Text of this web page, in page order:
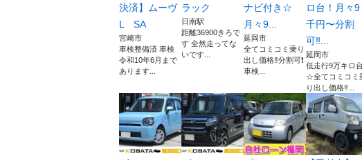
決済】ムーヴ
L SA
宮崎市
車検整備済 車検
令和10年6月まで
あります...
ラック
日南駅
距離36900きろで
す 全然走ってな
いです...
ナビ付き☆
月々9...
延岡市
全てコミコミ乗り
出し価格‼️分割可❗️
車検...
ロ台！月々9
千円〜分割
可‼...
延岡市
低走行9万キロ台
☆全てコミコミ
り出し価格‼...